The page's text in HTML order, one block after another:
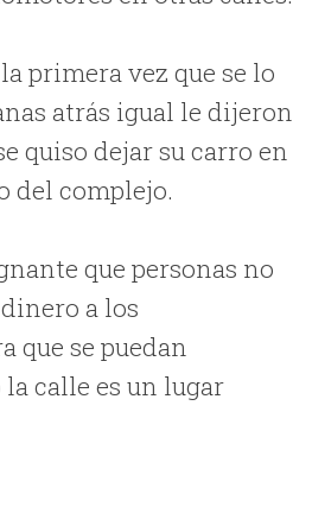
primera vez que se lo
atrás igual le dijeron
quiso dejar su carro en
del complejo.
que personas no
a los
que se puedan
calle es un lugar